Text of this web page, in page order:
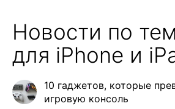
Новости по
для iPhone и
10 гаджетов, которые
игровую консоль